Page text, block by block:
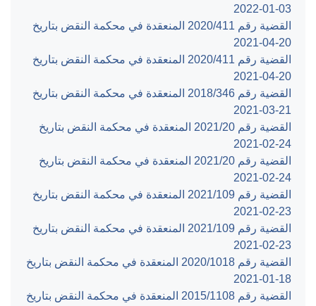
‎2022-01-03‏
القضية رقم ‎411‏/‎2020‏ المنعقدة في محكمة النقض بتاريخ
‎2021-04-20‏
القضية رقم ‎411‏/‎2020‏ المنعقدة في محكمة النقض بتاريخ
‎2021-04-20‏
القضية رقم ‎346‏/‎2018‏ المنعقدة في محكمة النقض بتاريخ
‎2021-03-21‏
القضية رقم ‎20‏/‎2021‏ المنعقدة في محكمة النقض بتاريخ
‎2021-02-24‏
القضية رقم ‎20‏/‎2021‏ المنعقدة في محكمة النقض بتاريخ
‎2021-02-24‏
القضية رقم ‎109‏/‎2021‏ المنعقدة في محكمة النقض بتاريخ
‎2021-02-23‏
القضية رقم ‎109‏/‎2021‏ المنعقدة في محكمة النقض بتاريخ
‎2021-02-23‏
القضية رقم ‎1018‏/‎2020‏ المنعقدة في محكمة النقض بتاريخ
‎2021-01-18‏
القضية رقم ‎1108‏/‎2015‏ المنعقدة في محكمة النقض بتاريخ